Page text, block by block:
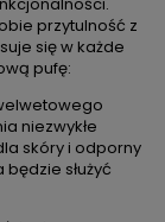
przytulność z
się w każde
pufę:
niezwykłe
skóry i odporny
służyć